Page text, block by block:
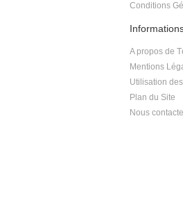
Conditions
A propos de
Mentions
Utilisation
Plan du Site
Nous